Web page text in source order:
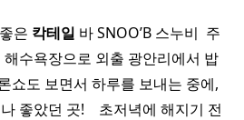
은 칵테일 바 SNOO’B 스누비 ​ 주
수욕장으로 외출 광안리에서 밥
쇼도 보면서 하루를 보내는 중에,
좋았던 곳! ​ ​ ​ 초저녁에 해지기 전